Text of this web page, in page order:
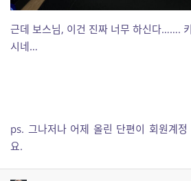
근데 보스님, 이건 진짜 너무 하신다…….
시네…
ps. 그나저나 어제 올린 단편이 회원계
요.